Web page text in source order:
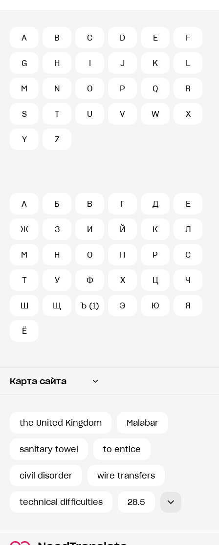
A B C D E F
G H I J K L
M N O P Q R
S T U V W X
Y Z
А Б В Г Д Е
Ж З И Й К Л
М Н О П Р С
Т У Ф Х Ц Ч
Ш Щ Ъ (1) Э Ю Я
Ё
Карта сайта
История запросов
the United Kingdom Malabar
sanitary towel to entice
civil disorder wire transfers
technical difficulties 28.5